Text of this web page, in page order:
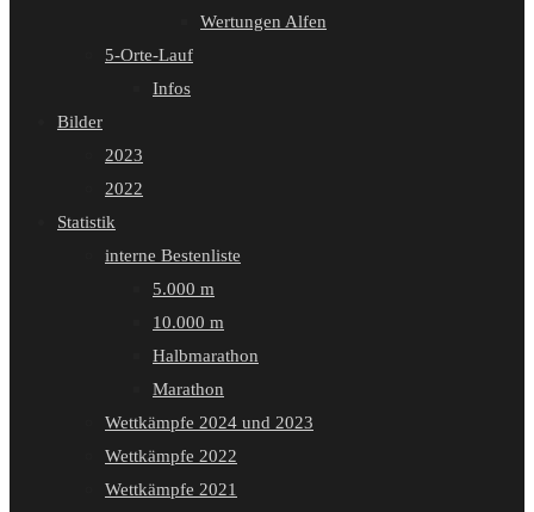
Wertungen Alfen
5-Orte-Lauf
Infos
Bilder
2023
2022
Statistik
interne Bestenliste
5.000 m
10.000 m
Halbmarathon
Marathon
Wettkämpfe 2024 und 2023
Wettkämpfe 2022
Wettkämpfe 2021